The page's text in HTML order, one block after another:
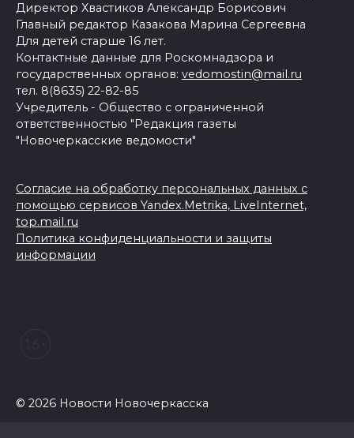
Директор Хвастиков Александр Борисович
Главный редактор Казакова Марина Сергеевна
Для детей старше 16 лет.
Контактные данные для Роскомнадзора и
государственных органов: vedomostin@mail.ru
тел. 8(8635) 22-82-85
Учредитель - Общество с ограниченной
ответственностью "Редакция газеты
"Новочеркасские ведомости"
Согласие на обработку персональных данных с
помощью сервисов Yandex.Metrika, LiveInternet,
top.mail.ru
Политика конфиденциальности и защиты
информации
© 2026 Новости Новочеркасска